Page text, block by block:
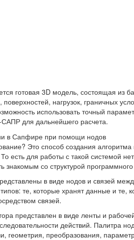
готовая 3D модель, состоящая из
нагрузок, граничных
использовать точный
для дальнейшего расчета.
в Сапфире при помощи нодов
Это способ создания
есть для работы с такой системой
со структурой программного
в виде нодов и связей
те, которые хранят данные и те,
связей.
представлен в виде ленты и
действий. Палитра
геометрия, преобразования,